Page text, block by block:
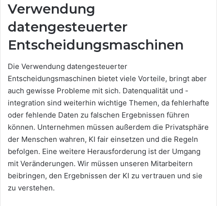
Verwendung
datengesteuerter
Entscheidungsmaschinen
Die Verwendung datengesteuerter
Entscheidungsmaschinen bietet viele Vorteile, bringt aber
auch gewisse Probleme mit sich. Datenqualität und -
integration sind weiterhin wichtige Themen, da fehlerhafte
oder fehlende Daten zu falschen Ergebnissen führen
können. Unternehmen müssen außerdem die Privatsphäre
der Menschen wahren, KI fair einsetzen und die Regeln
befolgen. Eine weitere Herausforderung ist der Umgang
mit Veränderungen. Wir müssen unseren Mitarbeitern
beibringen, den Ergebnissen der KI zu vertrauen und sie
zu verstehen.